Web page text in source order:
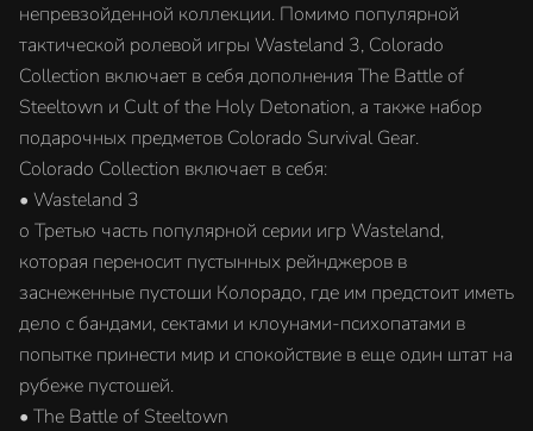
непревзойденной коллекции. Помимо популярной
тактической ролевой игры Wasteland 3, Colorado
Collection включает в себя дополнения The Battle of
Steeltown и Cult of the Holy Detonation, а также набор
подарочных предметов Colorado Survival Gear.
Colorado Collection включает в себя:
• Wasteland 3
o Третью часть популярной серии игр Wasteland,
которая переносит пустынных рейнджеров в
заснеженные пустоши Колорадо, где им предстоит иметь
дело с бандами, сектами и клоунами-психопатами в
попытке принести мир и спокойствие в еще один штат на
рубеже пустошей.
• The Battle of Steeltown